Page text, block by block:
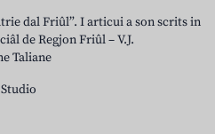
dal Friûl”. I articui a son scrits in
de Regjon Friûl – V.J.
Taliane